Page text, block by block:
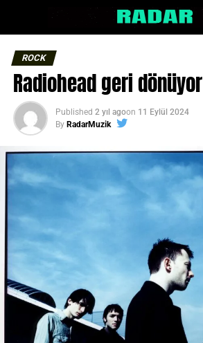
ROCK
Radiohead geri dönüyor
Published 2 yıl agoon 11 Eylül 2024
By RadarMuzik